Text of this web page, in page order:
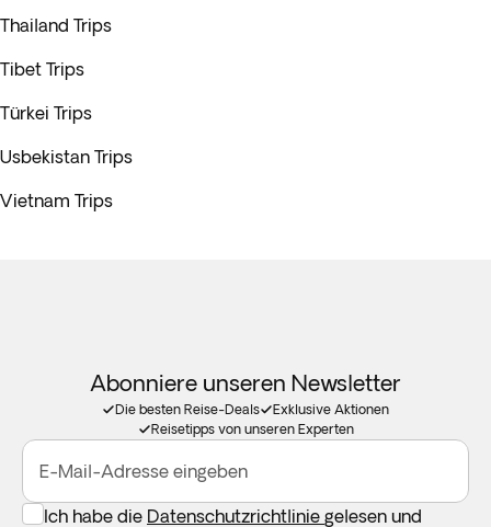
Thailand Trips
Tibet Trips
Türkei Trips
Usbekistan Trips
Vietnam Trips
Abonniere unseren Newsletter
Die besten Reise-Deals
Exklusive Aktionen
Reisetipps von unseren Experten
E-Mail-Adresse eingeben
Ich habe die Datenschutzrichtlinie gelesen und